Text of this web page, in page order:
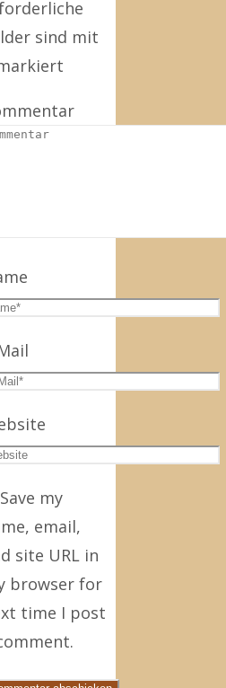
sind mit
Save my
email,
site URL in
browser for
time I post